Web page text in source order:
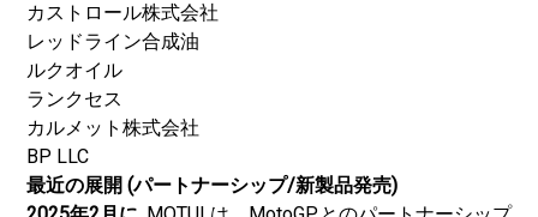
カストロール株式会社
レッドライン合成油
ルクオイル
ランクセス
カルメット株式会社
BP LLC
最近の展開 (パートナーシップ/新製品発売)